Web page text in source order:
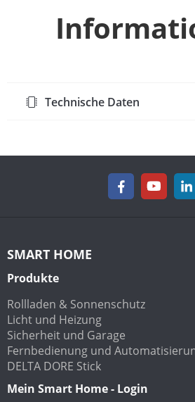
Technische Daten
SMART HOME
Produkte
Rollladen & Sonnenschutz
Licht und Heizung
Sicherheit und Garage
Fernbedienung und
DELTA DORE Stick
Mein Smart Home - Login